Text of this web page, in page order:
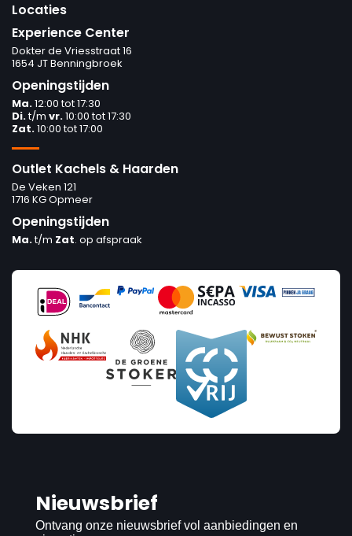
Locaties
Experience Center
Dokter de Vriesstraat 16
1654 JT Benningbroek
Openingstijden
Ma.12:00 tot 17:30
Di.t/m vr.10:00 tot 17:30
Zat.10:00 tot 17:00
Outlet Kachels & Haarden
De Veken 121
1716 KG Opmeer
Openingstijden
Ma.t/m Zat. op afspraak
Nieuwsbrief
Ontvang onze nieuwsbrief vol aanbiedingen en